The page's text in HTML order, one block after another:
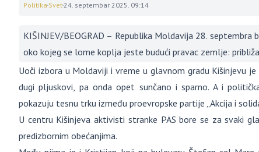
Politika Svet24. septembar 2025. 09:14
KIŠINJEV/BEOGRAD – Republika Moldavija 28.
oko kojeg se lome koplja jeste budući pravac zemlje:
Uoči izbora u Moldaviji i vreme u glavnom gradu Kišinjevu
dugi pljuskovi, pa onda opet sunčano i sparno. A i
pokazuju tesnu trku između proevropske partije „Akcija i
U centru Kišinjeva aktivisti stranke PAS bore se za svaki
predizbornim obećanjima.